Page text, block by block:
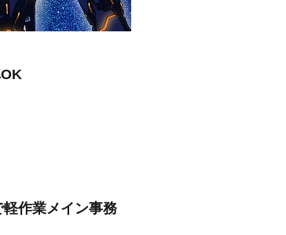
作業メイン事務